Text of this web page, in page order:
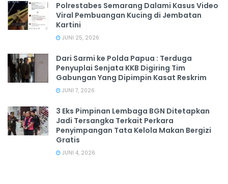
Polrestabes Semarang Dalami Kasus Video
Viral Pembuangan Kucing di Jembatan
Kartini
JUNI 25, 2026
Dari Sarmi ke Polda Papua : Terduga
Penyuplai Senjata KKB Digiring Tim
Gabungan Yang Dipimpin Kasat Reskrim
JUNI 7, 2026
3 Eks Pimpinan Lembaga BGN Ditetapkan
Jadi Tersangka Terkait Perkara
Penyimpangan Tata Kelola Makan Bergizi
Gratis
JUNI 4, 2026